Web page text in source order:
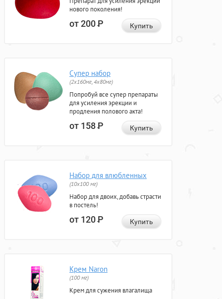
нового поколения!
от 200Р Купить
Супер набор
(2х160мг, 4х80мг)
Попробуй все супер препараты
для усиления эрекции и
продления полового акта!
от 158Р Купить
Набор для влюбленных
(10х100 мг)
Набор для двоих, добавь страсти
в постель!
от 120Р Купить
Крем Naron
(100 мг)
Крем для сужения влагалища